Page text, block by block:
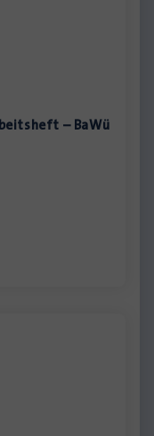
– BaWü